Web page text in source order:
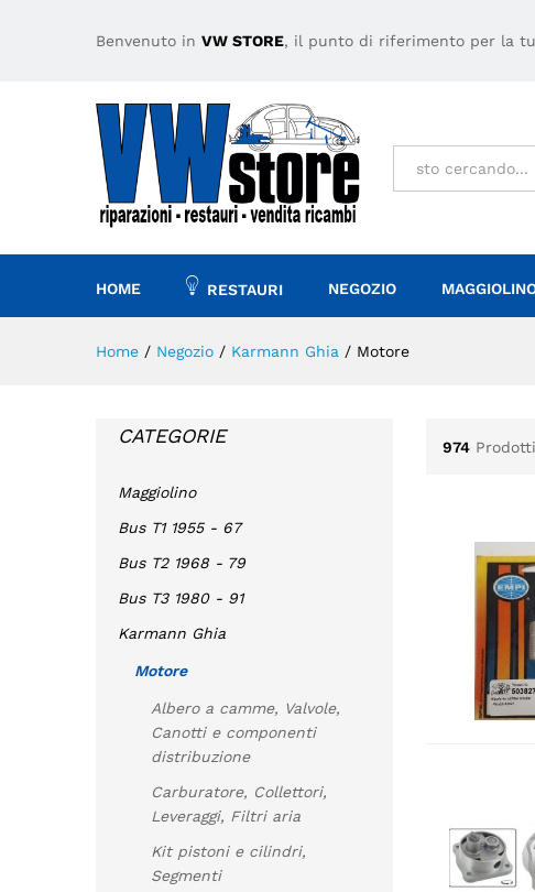
Benvenuto in VW STORE, il punto di riferimento per la
Tutto
HOME RESTAURI NEGOZIO
Home / Negozio / Karmann Ghia / Motore
974
CATEGORIE
Maggiolino
Bus T1 1955 - 67
Bus T2 1968 - 79
Bus T3 1980 - 91
Karmann Ghia
Motore
Albero a camme, Valvole,
Canotti e componenti
distribuzione
Carburatore, Collettori,
Leveraggi, Filtri aria
Kit pistoni e cilindri,
Segmenti